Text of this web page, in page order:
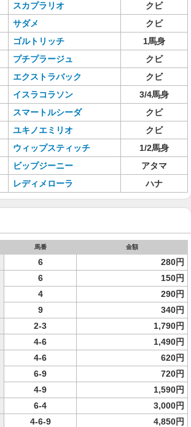
スカプラリオ
クビ
サダメ
クビ
ゴルトリッチ
1馬身
プチプラージュ
クビ
エクストラバック
クビ
イスラコラソン
3/4馬身
スマートルシーダ
クビ
ユキノエミリオ
クビ
ウィップスティッチ
1/2馬身
ビップジーニー
アタマ
レディメローラ ハナ
馬番 金額
6 280円
6
150円
4
290円
9
340円
2-3
1,790円
4-6 1,490円
4-6
620円
6-9
720円
4-9
1,590円
6-4
3,000円
4-6-9
4,850円